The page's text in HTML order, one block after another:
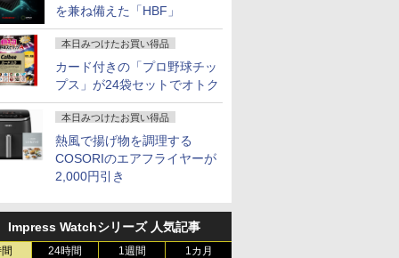
を兼ね備えた「HBF」
本日みつけたお買い得品
カード付きの「プロ野球チッ
プス」が24袋セットでオトク
本日みつけたお買い得品
熱風で揚げ物を調理する
COSORIのエアフライヤーが
2,000円引き
Impress Watchシリーズ 人気記事
24時間 1週間 1カ月